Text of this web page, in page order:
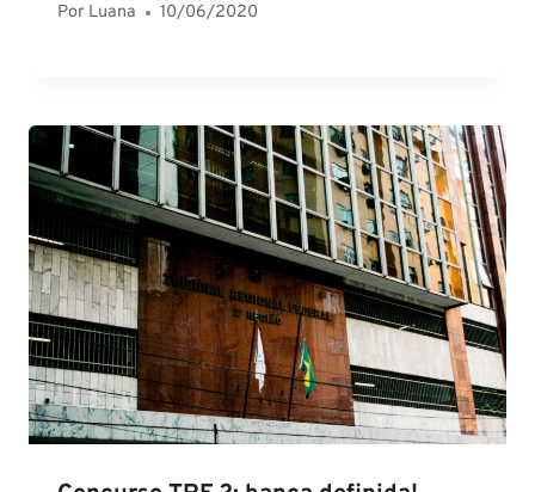
Por Luana 10/06/2020